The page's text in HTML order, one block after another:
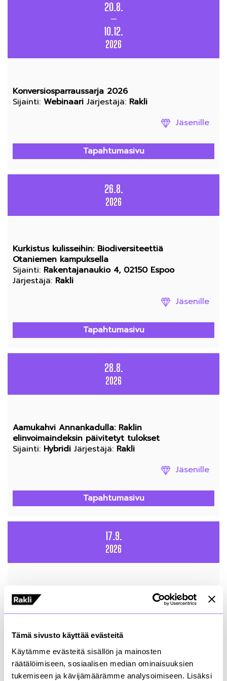
Tämä sivusto käyttää evästeitä
Käytämme evästeitä sisällön ja mainosten
räätälöimiseen, sosiaalisen median ominaisuuksien
tukemiseen ja kävijämäärämme analysoimiseen. Lisäksi
20.8.
—
10.12.
2026
Konversiosparraussarja 2026
Sijainti: Webinaari Järjestäjä: Rakli
Jäsenille
Tapahtumasivu
26.8.
2026
Kurkistus kulisseihin: Biodiversiteettiä
Otaniemen kampuksella
Sijainti: Rakentajanaukio 4, 02150 Espoo
Järjestäjä: Rakli
Jäsenille
Tapahtumasivu
28.8.
2026
Aamukahvi Annankadulla: Raklin
elinvoimaindeksin päivitetyt tulokset
Sijainti: Hybridi Järjestäjä: Rakli
Jäsenille
Tapahtumasivu
17.9.
2026
Kurkistus kulisseihin: Koskelan varikko -hanke ja
Akseli-allianssi
Sijainti:Koskelan varikko, Valtimontie 10, Helsinki
Tapahtumasivu